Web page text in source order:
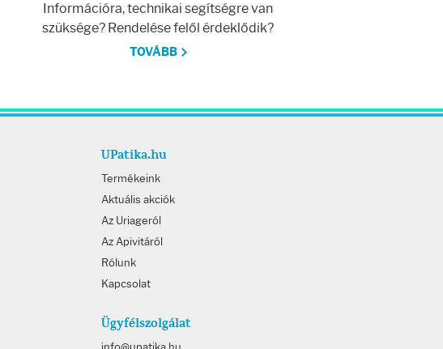
Információra, technikai segítségre van
szüksége? Rendelése felől érdeklődik?
TOVÁBB
UPatika.hu
Termékeink
Aktuális akciók
Az Uriageról
Az Apivitáról
Rólunk
Kapcsolat
Ügyfélszolgálat